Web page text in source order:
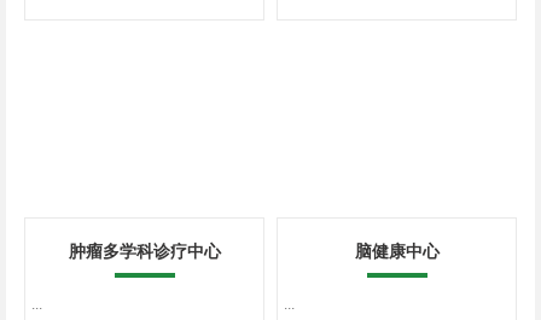
肿瘤多学科诊疗中心
...
脑健康中心
...